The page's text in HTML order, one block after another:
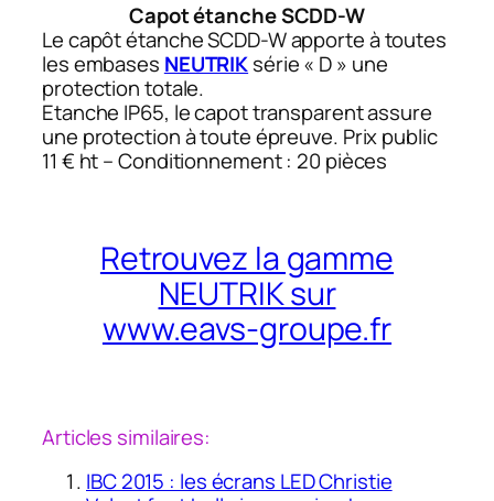
Capot étanche SCDD-W
Le capôt étanche SCDD-W apporte à toutes
les embases NEUTRIKsérie « D » une
protection totale.
Etanche IP65, le capot transparent assure
une protection à toute épreuve. Prix public
11 € ht – Conditionnement : 20 pièces
Retrouvez la gamme
NEUTRIK sur
www.eavs-groupe.fr
Articles similaires:
IBC 2015 : les écrans LED Christie